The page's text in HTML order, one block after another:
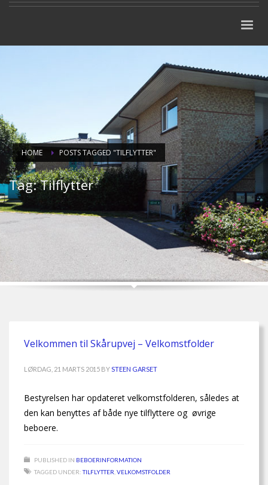
HOME POSTS TAGGED "TILFLYTTER"
Tag: Tilflytter
Velkommen til Skårupvej – Velkomstfolder
LØRDAG, 21 MARTS 2015 BYSTEEN GARSET
Bestyrelsen har opdateret velkomstfolderen, således at
den kan benyttes af både nye tilflyttere og øvrige
beboere.
PUBLISHED IN BEBOERINFORMATION
TAGGED UNDER: TILFLYTTER VELKOMSTFOLDER